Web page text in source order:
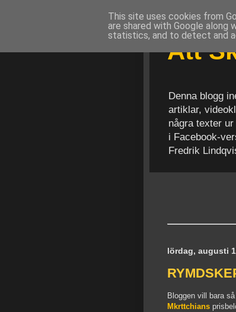
Att
Denna blogg
artiklar,
några texter
i Facebook-
Fredrik
lördag, augusti
Bloggen vill bara
Mkrttchians
This site uses cookies from
are shared with Google along
statistics, and to detect and